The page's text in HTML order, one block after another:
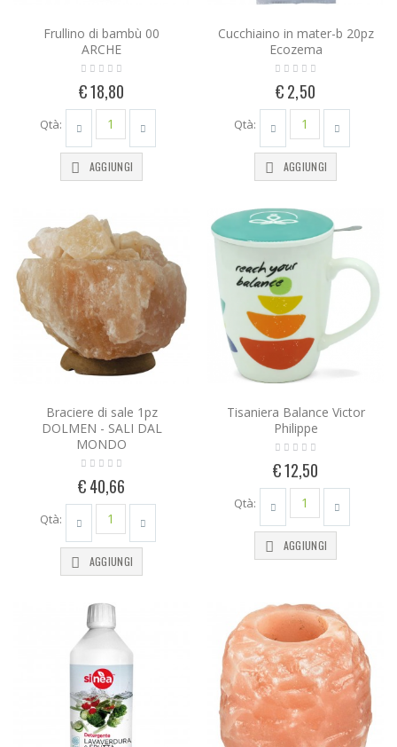
Frullino di bambù 00
ARCHE
€ 18,80
Qtà:
AGGIUNGI
Cucchiaino in mater-b 20pz
Ecozema
€ 2,50
Qtà:
AGGIUNGI
Braciere di sale 1pz
DOLMEN - SALI DAL
MONDO
€ 40,66
Qtà:
AGGIUNGI
Tisaniera Balance Victor
Philippe
€ 12,50
Qtà:
AGGIUNGI